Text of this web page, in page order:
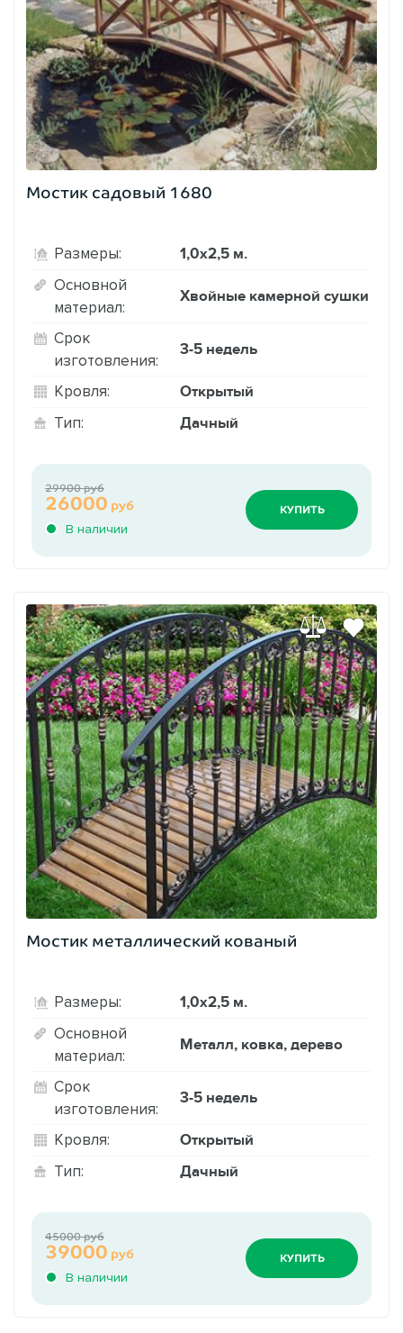
Мостик садовый 1680
Размеры: 1,0х2,5 м.
Основной
материал:
Хвойные камерной сушки
Срок
изготовления:
3-5 недель
Кровля: Открытый
Тип: Дачный
В наличии
26000 руб
29900 руб
КУПИТЬ
Мостик металлический кованый
Размеры: 1,0х2,5 м.
Основной
материал:
Металл, ковка, дерево
Срок
изготовления:
3-5 недель
Кровля: Открытый
Тип: Дачный
В наличии
39000 руб
45000 руб
КУПИТЬ